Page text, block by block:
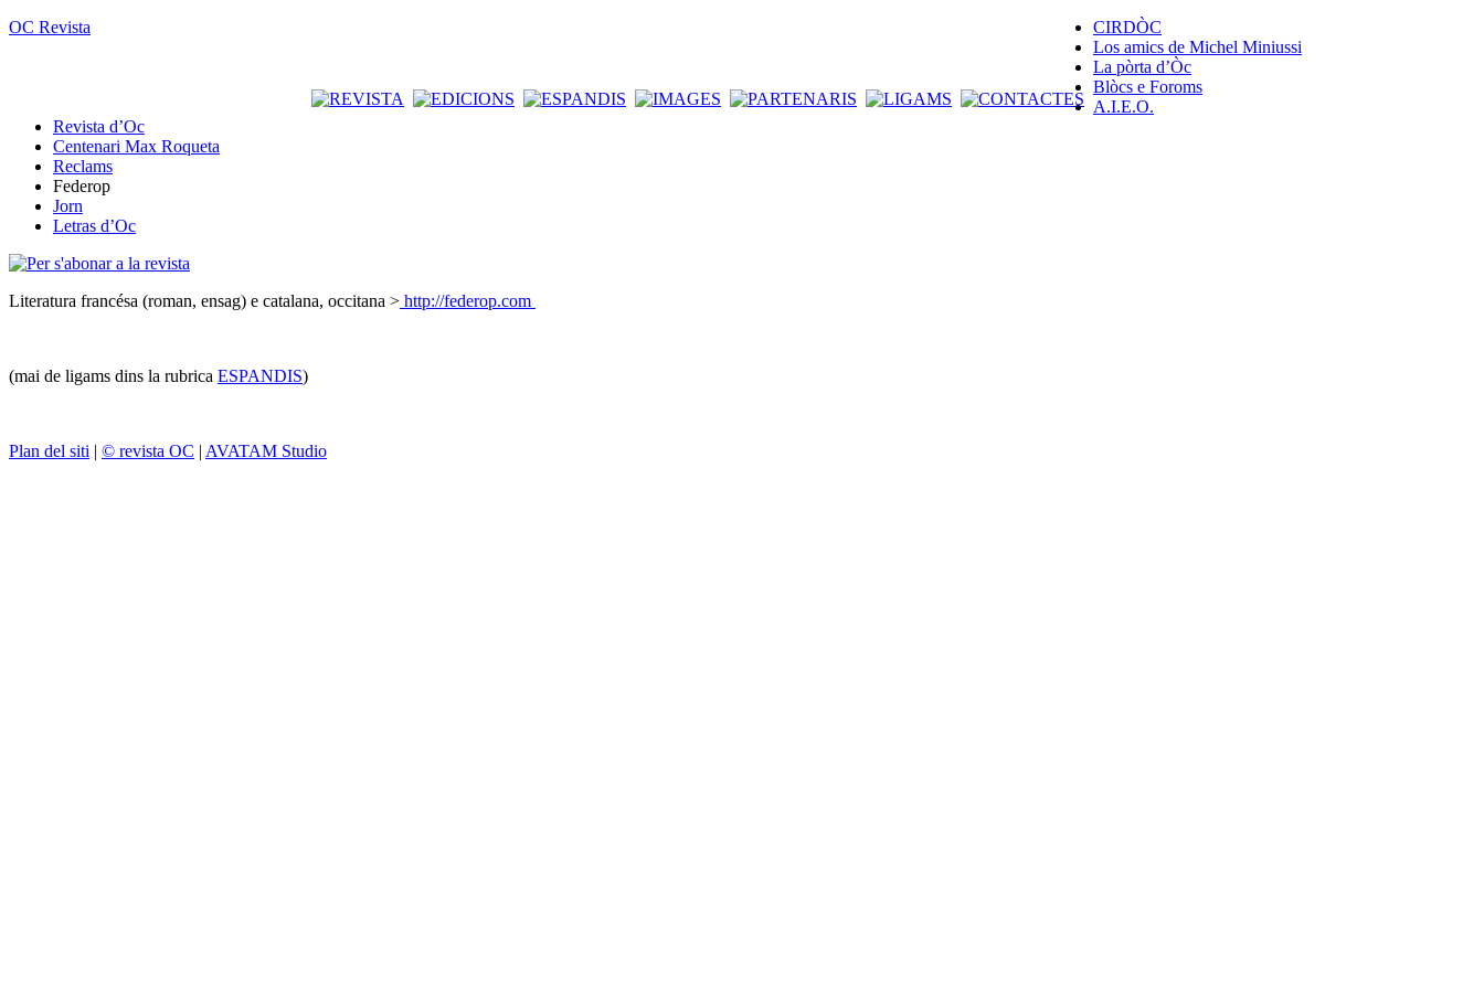
OC Revista
CIRDÒC
Los amics de Michel Miniussi
La pòrta d’Òc
Blòcs e Foroms
A.I.E.O.
Revista d’Oc
Centenari Max Roqueta
Reclams
Federop
Jorn
Letras d’Oc
Literatura francésa (roman, ensag) e catalana, occitana > http://federop.com
(mai de ligams dins la rubrica ESPANDIS)
Plan del siti | © revista OC | AVATAM Studio